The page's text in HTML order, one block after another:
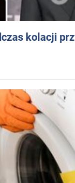
kolacji